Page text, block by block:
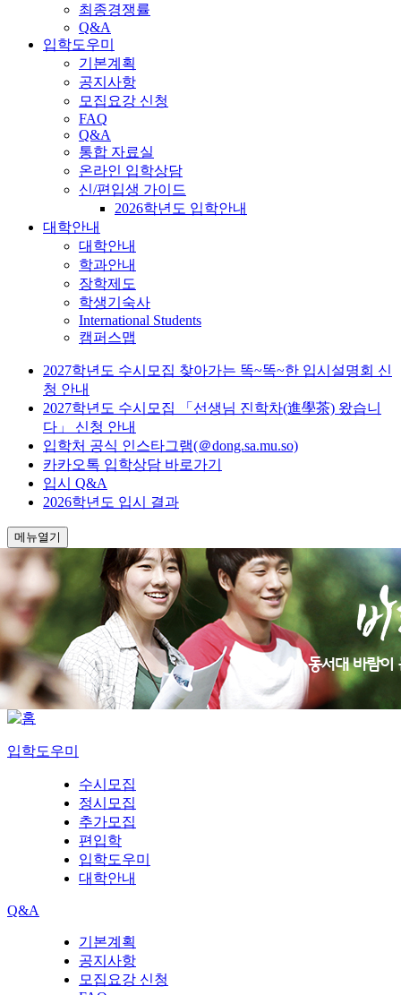
최종경쟁률
Q&A
입학도우미
기본계획
공지사항
모집요강 신청
FAQ
Q&A
통합 자료실
온라인 입학상담
신/편입생 가이드
2026학년도 입학안내
대학안내
대학안내
학과안내
장학제도
학생기숙사
International Students
캠퍼스맵
2027학년도 수시모집 찾아가는 똑~똑~한 입시설명회 신
청 안내
2027학년도 수시모집 「선생님 진학차(進學茶) 왔습니
다」 신청 안내
입학처 공식 인스타그램(＠dong.sa.mu.so)
카카오톡 입학상담 바로가기
입시 Q&A
2026학년도 입시 결과
메뉴열기
입학도우미
수시모집
정시모집
추가모집
편입학
입학도우미
대학안내
Q&A
기본계획
공지사항
모집요강 신청